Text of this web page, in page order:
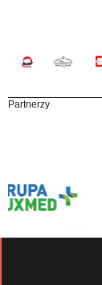
Partnerzy